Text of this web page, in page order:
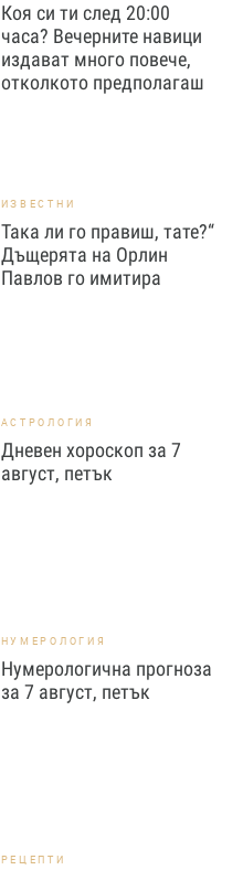
Коя си ти след 20:00
часа? Вечерните навици
издават много повече,
отколкото предполагаш
ИЗВЕСТНИ
Така ли го правиш, тате?“
Дъщерята на Орлин
Павлов го имитира
АСТРОЛОГИЯ
Дневен хороскоп за 7
август, петък
НУМЕРОЛОГИЯ
Нумерологична прогноза
за 7 август, петък
РЕЦЕПТИ